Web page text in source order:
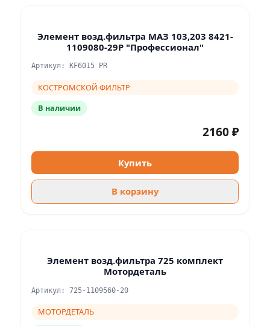
Элемент возд.фильтра МАЗ 103,203 8421-
1109080-29Р "Профессионал"
Артикул: KF6015 PR
КОСТРОМСКОЙ ФИЛЬТР
В наличии
2160 ₽
Купить
В корзину
Элемент возд.фильтра 725 комплект
Мотордеталь
Артикул: 725-1109560-20
МОТОРДЕТАЛЬ